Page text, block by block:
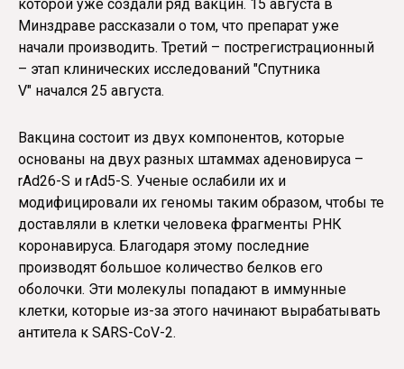
которой уже создали ряд вакцин. 15 августа в
Минздраве рассказали о том, что препарат уже
начали производить. Третий – пострегистрационный
– этап клинических исследований "Спутника
V" начался 25 августа.
Вакцина состоит из двух компонентов, которые
основаны на двух разных штаммах аденовируса –
rAd26-S и rAd5-S. Ученые ослабили их и
модифицировали их геномы таким образом, чтобы те
доставляли в клетки человека фрагменты РНК
коронавируса. Благодаря этому последние
производят большое количество белков его
оболочки. Эти молекулы попадают в иммунные
клетки, которые из-за этого начинают вырабатывать
антитела к SARS-CoV-2.